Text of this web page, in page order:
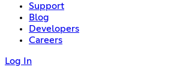
Support
Blog
Developers
Careers
Log In